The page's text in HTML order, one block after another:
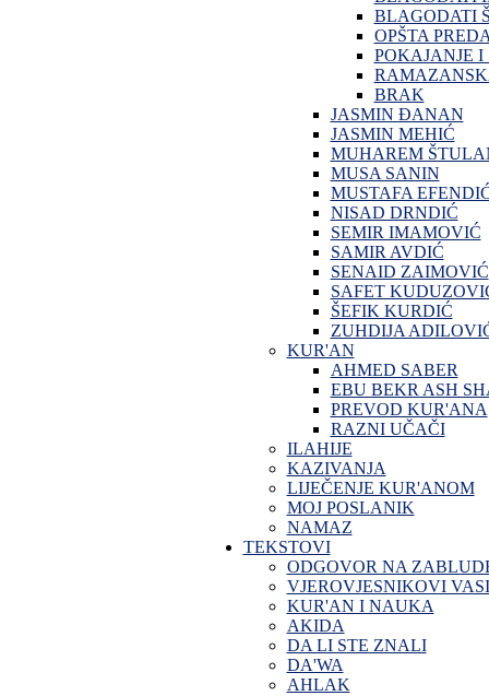
BLAGODATI
OPŠTA
POKAJANJE I
BRAK
JASMIN ĐANAN
JASMIN MEHIĆ
MUHAREM
MUSA SANIN
MUSTAFA
NISAD DRNDIĆ
SEMIR IMAMOVIĆ
SAMIR AVDIĆ
SENAID ZAIMOVIĆ
SAFET
ŠEFIK KURDIĆ
ZUHDIJA
KUR'AN
AHMED SABER
EBU BEKR ASH
PREVOD KUR'ANA
RAZNI UČAČI
ILAHIJE
KAZIVANJA
LIJEČENJE KUR'ANOM
MOJ POSLANIK
NAMAZ
TEKSTOVI
ODGOVOR NA
VJEROVJESNIKOVI
KUR'AN I NAUKA
AKIDA
DA LI STE ZNALI
DA'WA
AHLAK